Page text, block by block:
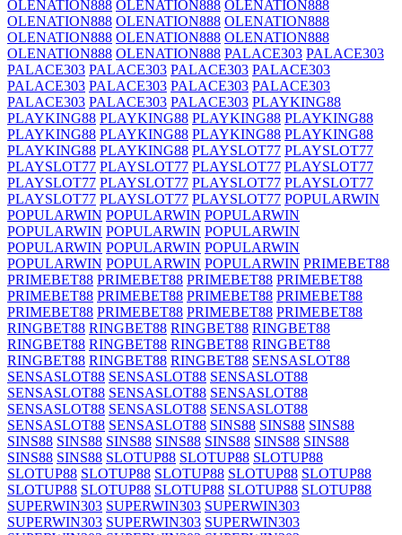
OLENATION888 OLENATION888 OLENATION888
OLENATION888 OLENATION888 OLENATION888
OLENATION888 OLENATION888 OLENATION888
OLENATION888 OLENATION888 PALACE303 PALACE303
PALACE303 PALACE303 PALACE303 PALACE303
PALACE303 PALACE303 PALACE303 PALACE303
PALACE303 PALACE303 PALACE303 PLAYKING88
PLAYKING88 PLAYKING88 PLAYKING88 PLAYKING88
PLAYKING88 PLAYKING88 PLAYKING88 PLAYKING88
PLAYKING88 PLAYKING88 PLAYSLOT77 PLAYSLOT77
PLAYSLOT77 PLAYSLOT77 PLAYSLOT77 PLAYSLOT77
PLAYSLOT77 PLAYSLOT77 PLAYSLOT77 PLAYSLOT77
PLAYSLOT77 PLAYSLOT77 PLAYSLOT77 POPULARWIN
POPULARWIN POPULARWIN POPULARWIN
POPULARWIN POPULARWIN POPULARWIN
POPULARWIN POPULARWIN POPULARWIN
POPULARWIN POPULARWIN POPULARWIN PRIMEBET88
PRIMEBET88 PRIMEBET88 PRIMEBET88 PRIMEBET88
PRIMEBET88 PRIMEBET88 PRIMEBET88 PRIMEBET88
PRIMEBET88 PRIMEBET88 PRIMEBET88 PRIMEBET88
RINGBET88 RINGBET88 RINGBET88 RINGBET88
RINGBET88 RINGBET88 RINGBET88 RINGBET88
RINGBET88 RINGBET88 RINGBET88 SENSASLOT88
SENSASLOT88 SENSASLOT88 SENSASLOT88
SENSASLOT88 SENSASLOT88 SENSASLOT88
SENSASLOT88 SENSASLOT88 SENSASLOT88
SENSASLOT88 SENSASLOT88 SINS88 SINS88 SINS88
SINS88 SINS88 SINS88 SINS88 SINS88 SINS88 SINS88
SINS88 SINS88 SLOTUP88 SLOTUP88 SLOTUP88
SLOTUP88 SLOTUP88 SLOTUP88 SLOTUP88 SLOTUP88
SLOTUP88 SLOTUP88 SLOTUP88 SLOTUP88 SLOTUP88
SUPERWIN303 SUPERWIN303 SUPERWIN303
SUPERWIN303 SUPERWIN303 SUPERWIN303